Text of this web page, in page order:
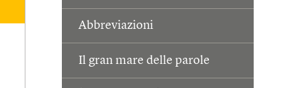
Abbreviazioni
Il gran mare delle parole